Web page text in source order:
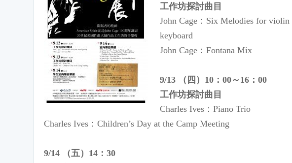
工作坊探討曲目
John Cage ： Six Melodies for violin
keyboard
John Cage ： Fontana Mix
9/13 （四） 10 ： 00～ 16 ： 00
工作坊探討曲目
Charles Ives ： Piano Trio
Charles Ives ： Children’s Day at the Camp Meeting
9/14 （五） 14 ： 30